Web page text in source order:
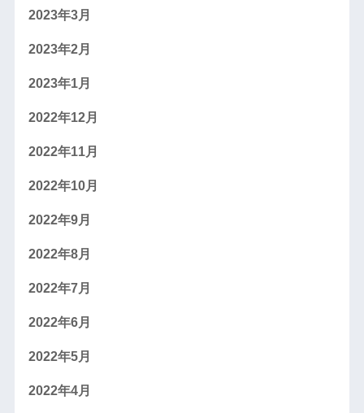
2023年3月
2023年2月
2023年1月
2022年12月
2022年11月
2022年10月
2022年9月
2022年8月
2022年7月
2022年6月
2022年5月
2022年4月